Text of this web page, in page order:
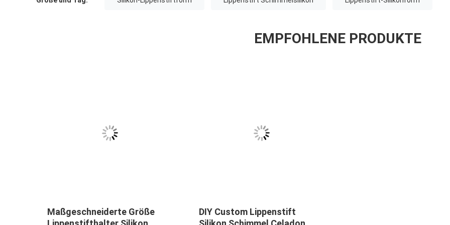
EMPFOHLENE PRODUKTE
Maßgeschneiderte Größe
DIY Custom Lippenstift